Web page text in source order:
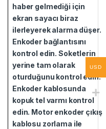
haber gelmediği için
ekran sayacı biraz
ilerleyerek alarma düşer.
Enkoder bağlantısını
kontrol edin. Soketlerin
yerine tam olarak
oturduğunu kontrol edin.
Enkoder kablosunda
kopuk tel varmı kontrol
edin. Motor enkoder çıkış
kablosu zorlama ile
USD